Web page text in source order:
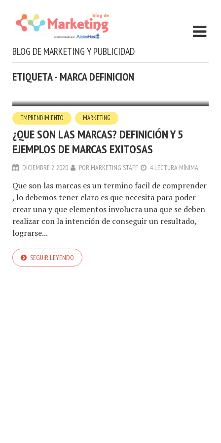
BLOG DE MARKETING Y PUBLICIDAD
ETIQUETA - MARCA DEFINICION
EMPRENDIMIENTO MARKETING
¿QUE SON LAS MARCAS? DEFINICIÓN Y 5
EJEMPLOS DE MARCAS EXITOSAS
DICIEMBRE 2, 2020 POR MARKETING STAFF 4 LECTURA MÍNIMA
Que son las marcas es un termino facil de comprender
, lo debemos tener claro es que necesita para poder
crear una y que elementos involucra una que se deben
realizar con la intención de conseguir un resultado,
lograrse...
SEGUIR LEYENDO